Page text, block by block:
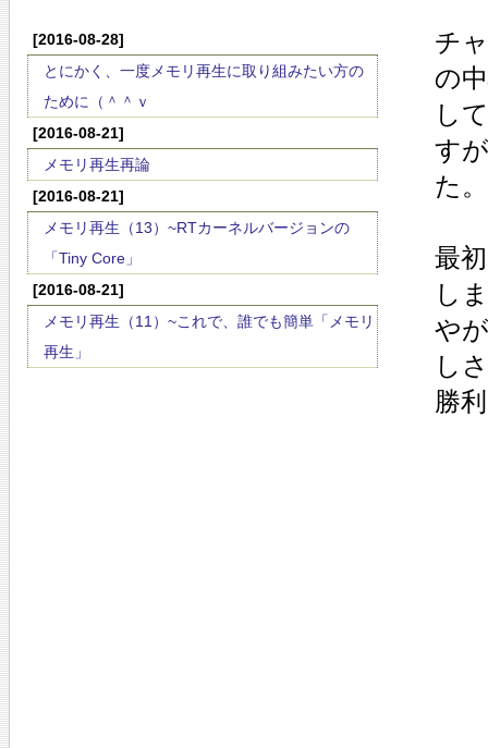
[2016-08-28]
とにかく、一度メモリ再生に取り組みたい方の
ために（＾＾ｖ
[2016-08-21]
メモリ再生再論
[2016-08-21]
メモリ再生（13）~RTカーネルバージョンの
「Tiny Core」
[2016-08-21]
メモリ再生（11）~これで、誰でも簡単「メモリ
再生」
チ
の
し
す
た。
最
し
や
し
勝